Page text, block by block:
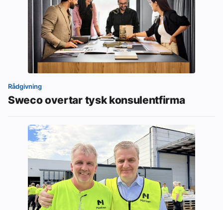
Rådgivning
Sweco overtar tysk konsulentfirma